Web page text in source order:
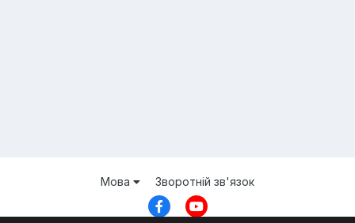
Мова Зворотній зв'язок